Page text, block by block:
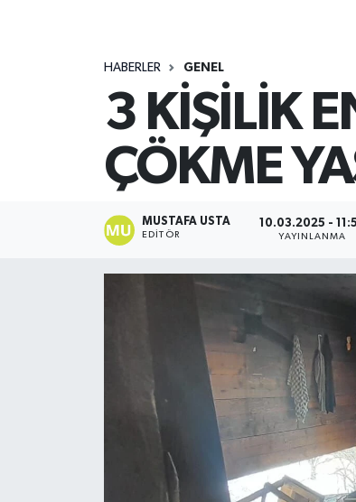
HABERLER GENEL
3 KİŞİLİK
ÇÖKME
MUSTAFA USTA
EDITÖR
10.03.2025 -
YAYINLANMA